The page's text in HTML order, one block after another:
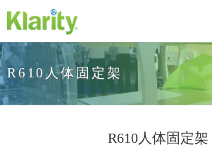
R610人体固定架
R610人体固定架